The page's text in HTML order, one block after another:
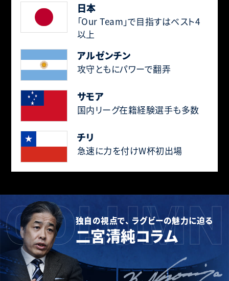
日本
「Our Team」で目指すはベスト4
以上
アルゼンチン
攻守ともにパワーで翻弄
サモア
国内リーグ在籍経験選手も多数
チリ
急速に力を付けW杯初出場
独自の視点で、 ラグビーの魅力に迫る
COLUMN
二宮清純コラム